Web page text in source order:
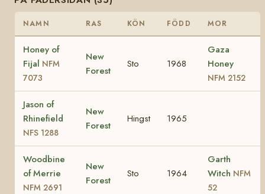
NAMN RAS KÖN FÖDD MOR
Honey of
Fijal NFM
7073
New
Forest
Sto 1968
Gaza
Honey
NFM 2152
Jason of
Rhinefield
NFS 1288
New
Forest
Hingst 1965
Woodbine
of Merrie
NFM 2691
New
Forest
Sto 1964
Garth
Witch NFM
52